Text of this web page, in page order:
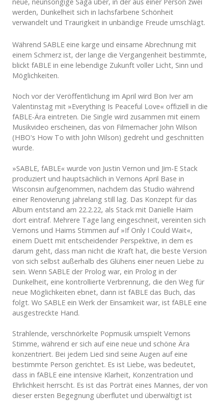
neue, neunsongige Saga über, in der aus einer Person zwei
werden, Dunkelheit sich in lachsfarbene Schönheit
verwandelt und Traurigkeit in unbändige Freude umschlägt.
Während SABLE eine karge und einsame Abrechnung mit
einem Schmerz ist, der lange die Vergangenheit bestimmte,
blickt fABLE in eine lebendige Zukunft voller Licht, Sinn und
Möglichkeiten.
Noch vor der Veröffentlichung im April wird Bon Iver am
Valentinstag mit »Everything Is Peaceful Love« offiziell in die
fABLE-Ära eintreten. Die Single wird zusammen mit einem
Musikvideo erscheinen, das von Filmemacher John Wilson
(HBO's How To with John Wilson) gedreht und geschnitten
wurde.
»SABLE, fABLE« wurde von Justin Vernon und Jim-E Stack
produziert und hauptsächlich in Vernons April Base in
Wisconsin aufgenommen, nachdem das Studio während
einer Renovierung jahrelang still lag. Das Konzept für das
Album entstand am 22.2.22, als Stack mit Danielle Haim
dort eintraf. Mehrere Tage lang eingeschneit, vereinten sich
Vernons und Haims Stimmen auf »If Only I Could Wait«,
einem Duett mit entscheidender Perspektive, in dem es
darum geht, dass man nicht die Kraft hat, die beste Version
von sich selbst außerhalb des Glühens einer neuen Liebe zu
sein. Wenn SABLE der Prolog war, ein Prolog in der
Dunkelheit, eine kontrollierte Verbrennung, die den Weg für
neue Möglichkeiten ebnet, dann ist fABLE das Buch, das
folgt. Wo SABLE ein Werk der Einsamkeit war, ist fABLE eine
ausgestreckte Hand.
Strahlende, verschnörkelte Popmusik umspielt Vernons
Stimme, während er sich auf eine neue und schöne Ära
konzentriert. Bei jedem Lied sind seine Augen auf eine
bestimmte Person gerichtet. Es ist Liebe, was bedeutet,
dass in fABLE eine intensive Klarheit, Konzentration und
Ehrlichkeit herrscht. Es ist das Porträt eines Mannes, der von
dieser ersten Begegnung überflutet und überwältigt ist